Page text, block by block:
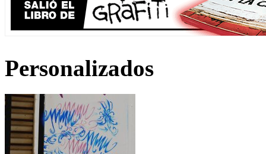
Personalizados